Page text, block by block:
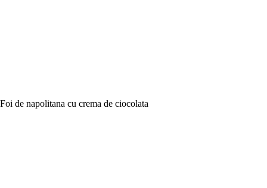
Foi de napolitana cu crema de ciocolata